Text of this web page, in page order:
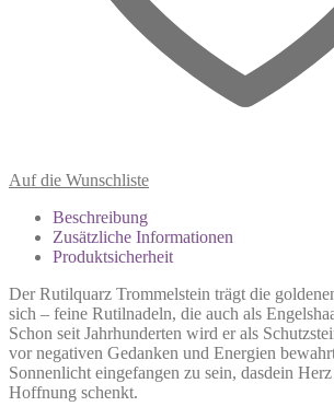
Auf die Wunschliste
Beschreibung
Zusätzliche Informationen
Produktsicherheit
Der Rutilquarz Trommelstein trägt die
sich – feine Rutilnadeln, die auch als
Schon seit Jahrhunderten wird er als
vor negativen Gedanken und Energien
Sonnenlicht eingefangen zu sein, dasdein
Hoffnung schenkt.